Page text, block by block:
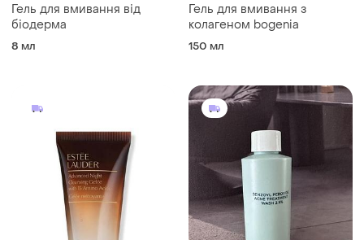
Гель для вмивання від
біодерма
8 мл
Гель для вмивання з
колагеном bogenia
150 мл